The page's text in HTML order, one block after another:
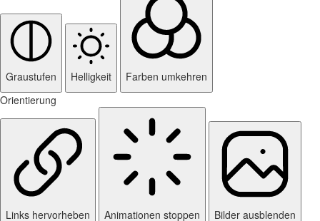
Graustufen Helligkeit
Farben umkehren
Orientierung
Links hervorheben Animationen stoppen Bilder ausblenden